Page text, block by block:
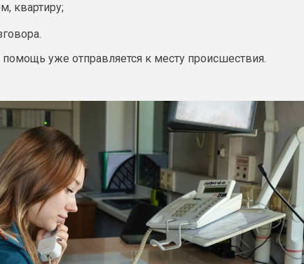
квартиру;
уже отправляется к месту происшествия.